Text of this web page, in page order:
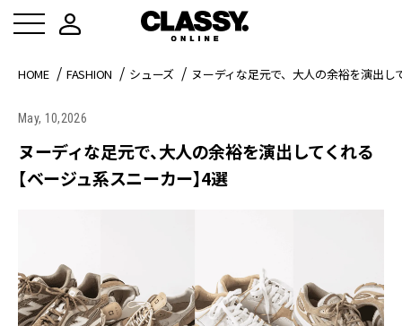
HOME FASHION シューズ ヌーディな足元で、大人の余裕を演出
May, 10,2026
ヌーディな足元で、大人の余裕を演出してくれる
【ベージュ系スニーカー】4選